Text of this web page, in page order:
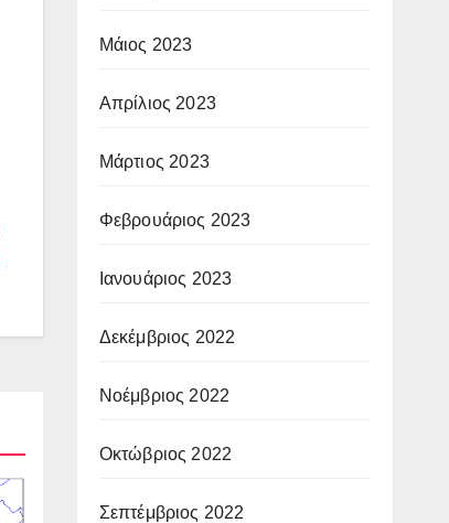
Μάιος 2023
Απρίλιος 2023
Μάρτιος 2023
Φεβρουάριος 2023
Ιανουάριος 2023
Δεκέμβριος 2022
Νοέμβριος 2022
Οκτώβριος 2022
Σεπτέμβριος 2022